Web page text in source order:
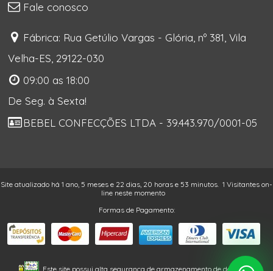
Fale conosco
Fábrica: Rua Getúlio Vargas - Glória, nº 381, Vila
Velha-ES, 29122-030
09:00 as 18:00
De Seg. à Sexta!
BEBEL CONFECÇÕES LTDA - 39.443.970/0001-05
Site atualizado há 1 ano, 5 meses e 22 dias, 20 horas e 53 minutos. 1 Visitantes on-
line neste momento
Formas de Pagamento:
Este site possui alta segurança de armazenamento de dados. As